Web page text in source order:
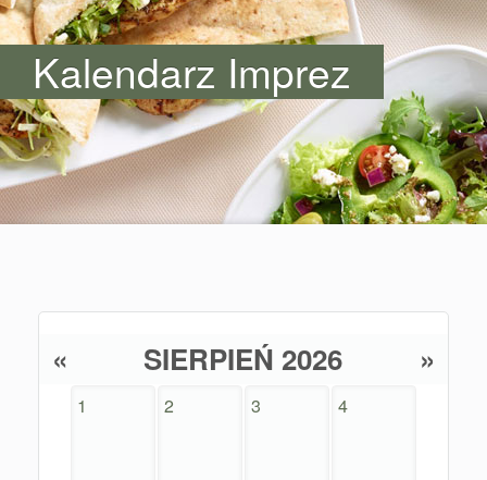
Kalendarz Imprez
« SIERPIEŃ 2026 »
1 2 3 4